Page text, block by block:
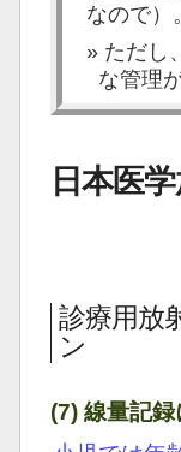
なので）。
ただし
な管理
日本医
診療用放
ン
(7) 線量記